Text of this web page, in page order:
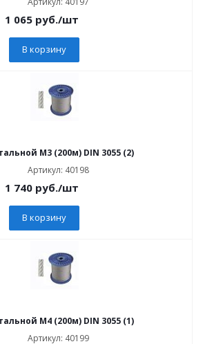
1 065руб./шт
В корзину
М3 (200м) DIN 3055 (2)
Артикул: 40198
1 740руб./шт
В корзину
М4 (200м) DIN 3055 (1)
Артикул: 40199